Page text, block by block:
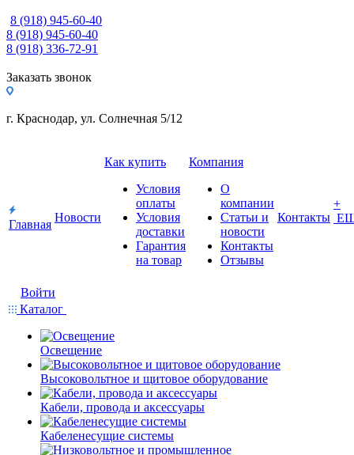
8 (918) 945-60-40
8 (918) 945-60-40
8 (918) 336-72-91
Заказать звонок
г. Краснодар, ул. Солнечная 5/12
Главная
Новости
Как купить
Условия
оплаты
Условия
доставки
Гарантия
на товар
Компания
О
компании
Статьи и
новости
Контакты
Отзывы
Контакты
+
Войти
Каталог
Освещение
Высоковольтное и щитовое оборудование
Кабели, провода и аксессуары
Кабеленесущие системы